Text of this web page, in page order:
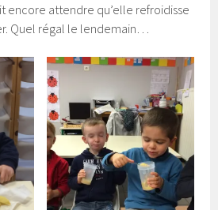
encore attendre qu’elle refroidisse
Quel régal le lendemain…